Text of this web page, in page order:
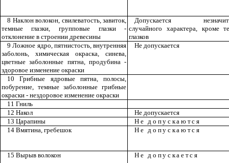
8 Наклон волокон, свилеватость, завиток,
темные глазки, групповые глазки -
отклонение в строении древесины
Допускается
случайного характера, кроме
глазков
9 Ложное ядро, пятнистость, внутренняя
заболонь, химическая окраска, синева,
цветные заболонные пятна, продубина -
здоровое изменение окраски
Не допускается
10 Грибные ядровые пятна, полосы,
побурение, темные заболонные грибные
окраски - нездоровое изменение окраски
11 Гниль
12 Накол
Не допускается
13 Царапины
Не допускаются
14 Вмятина, гребешок
Не допускаются
15 Вырыв волокон Не допускается